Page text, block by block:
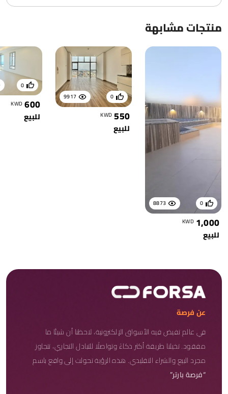
منتجات مشابهة
8873 0
1,000
KWD
للبيع
9917 0
550
KWD
للبيع
0
600
KWD
للبيع
عن فرصة
في عالم تفيض فيه الأسواق الإلكترونية، لاحظنا أن شيئًا ما
مفقود. تخيلنا طريقة أكثر ذكاءً وتواصلًا للتبادل التجاري، تتجاوز
مجرد البيع والشراء التقليدي. هذه الرؤية تحولت إلى واقع باسم
“فرصة بارتر”